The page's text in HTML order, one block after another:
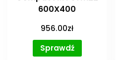
600X400
956.00zł
Sprawdź